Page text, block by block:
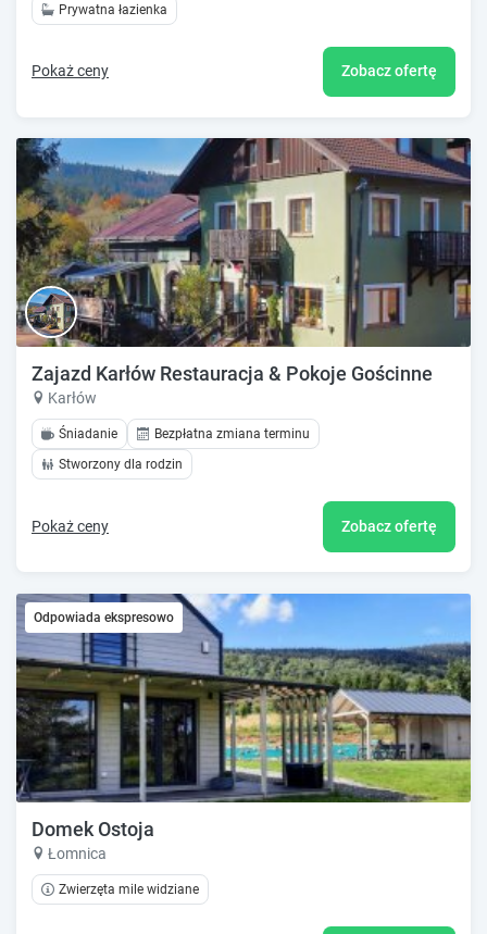
Prywatna łazienka
Pokaż ceny Zobacz ofertę
Zajazd Karłów Restauracja & Pokoje Gościnne
Karłów
Śniadanie
Bezpłatna zmiana terminu
Stworzony dla rodzin
Pokaż ceny Zobacz ofertę
Odpowiada ekspresowo
Domek Ostoja
Łomnica
Zwierzęta mile widziane